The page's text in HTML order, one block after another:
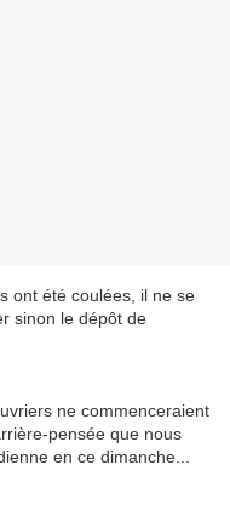
ont été coulées, il ne se
sinon le dépôt de
ne commenceraient
pensée que nous
en ce dimanche...